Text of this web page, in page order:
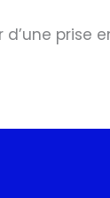
d’une